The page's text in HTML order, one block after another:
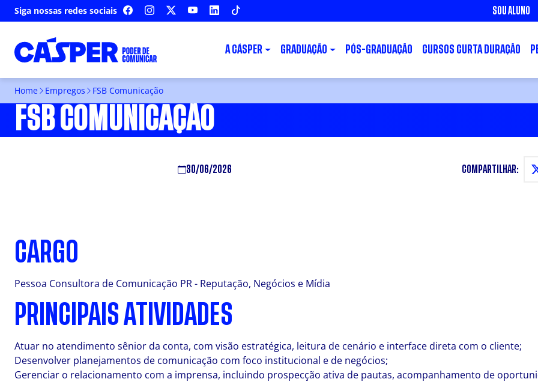
Siga nossas redes sociais FACEBOOKINSTAGRAM YOUTUBELINKEDIN SOU ALUNO
A CÁSPER GRADUAÇÃO PÓS-GRADUAÇÃO CURSOS CURTA DURAÇÃO
Home Empregos FSB Comunicação
FSB COMUNICAÇÃO
30/06/2026 COMPARTILHAR:
CARGO
Pessoa Consultora de Comunicação PR - Reputação, Negócios e Mídia
PRINCIPAIS ATIVIDADES
Atuar no atendimento sênior da conta, com visão estratégica, leitura de cenário e interface direta com o cliente;
Desenvolver planejamentos de comunicação com foco institucional e de negócios;
Gerenciar o relacionamento com a imprensa, incluindo prospecção ativa de pautas, acompanhamento de